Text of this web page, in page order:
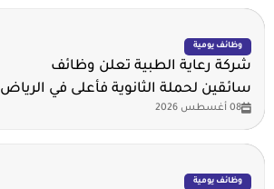
وظائف يومية
شركة رعاية الطبية تعلن وظائف
سائقين لحملة الثانوية فأعلى في الرياض
08 أغسطس 2026
وظائف يومية